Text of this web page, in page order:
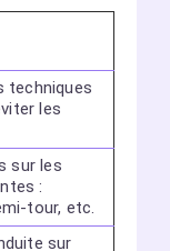
techniques
les
sur les
:
tour, etc.
sur